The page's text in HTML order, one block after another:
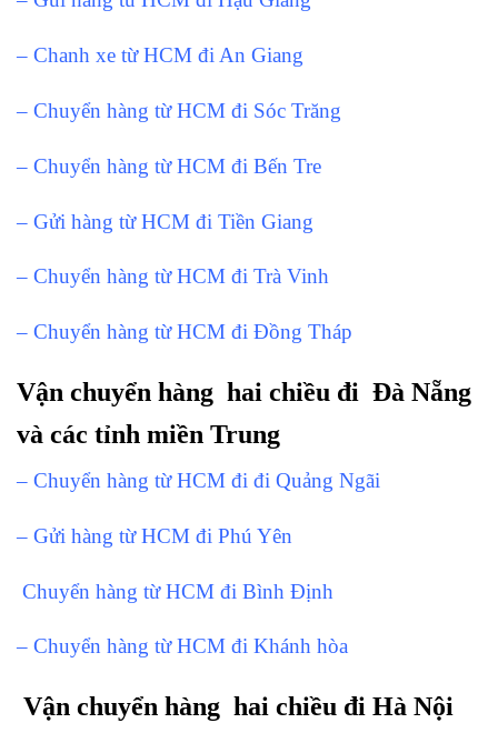
– Chanh xe từ HCM đi An Giang
– Chuyển hàng từ HCM đi Sóc Trăng
– Chuyển hàng từ HCM đi Bến Tre
– Gửi hàng từ HCM đi Tiền Giang
– Chuyển hàng từ HCM đi Trà Vinh
– Chuyển hàng từ HCM đi Đồng Tháp
Vận chuyển hàng hai chiều đi Đà Nẵng
và các tỉnh miền Trung
– Chuyển hàng từ HCM đi đi Quảng Ngãi
– Gửi hàng từ HCM đi Phú Yên
Chuyển hàng từ HCM đi Bình Định
– Chuyển hàng từ HCM đi Khánh hòa
Vận chuyển hàng hai chiều đi Hà Nội